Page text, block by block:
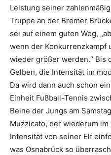
Leistung seiner
Truppe an der Bremer
sei auf einem guten Weg,
wenn der Konkurrenzkampf
wieder größer werden.“ Bis
Gelben, die Intensität im
Da wird dann auch schon
Einheit Fußball-Tennis
Beine der Jungs am
Muzzicato, der wiederum im
Intensität von seiner Elf
was Osnabrück so